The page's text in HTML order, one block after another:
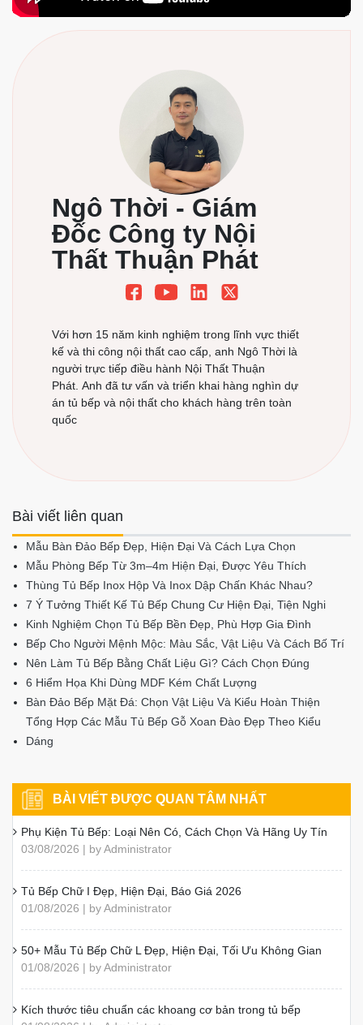
Địa chỉ : 142 Nguyễn Xiển, Hạ Đình, Thanh Xuân, Hà
Ngô Thời - Giám
Thất Thuận Phát
Với hơn 15 năm kinh nghiệm trong lĩnh vực thiết
kế và thi công nội thất cao cấp, anh Ngô Thời là
người trực tiếp điều hành Nội Thất Thuận
Phát. Anh đã tư vấn và triển khai hàng nghìn dự
án tủ bếp và nội thất cho khách hàng trên toàn
quốc
Bài viết liên quan
Thùng Tủ Bếp Inox Hộp Và Inox Dập Chấn Khác Nhau?
7 Ý Tưởng Thiết Kế Tủ Bếp Chung Cư Hiện Đại, Tiện Nghi
Kinh Nghiệm Chọn Tủ Bếp Bền Đẹp, Phù Hợp Gia Đình
Bếp Cho Người Mệnh Mộc: Màu Sắc, Vật Liệu Và Cách Bố Trí
Nên Làm Tủ Bếp Bằng Chất Liệu Gì? Cách Chọn Đúng
6 Hiểm Họa Khi Dùng MDF Kém Chất Lượng
Bàn Đảo Bếp Mặt Đá: Chọn Vật Liệu Và Kiểu Hoàn Thiện
Tổng Hợp Các Mẫu Tủ Bếp Gỗ Xoan Đào Đẹp Theo Kiểu
Dáng
BÀI VIẾT ĐƯỢC QUAN TÂM NHẤT